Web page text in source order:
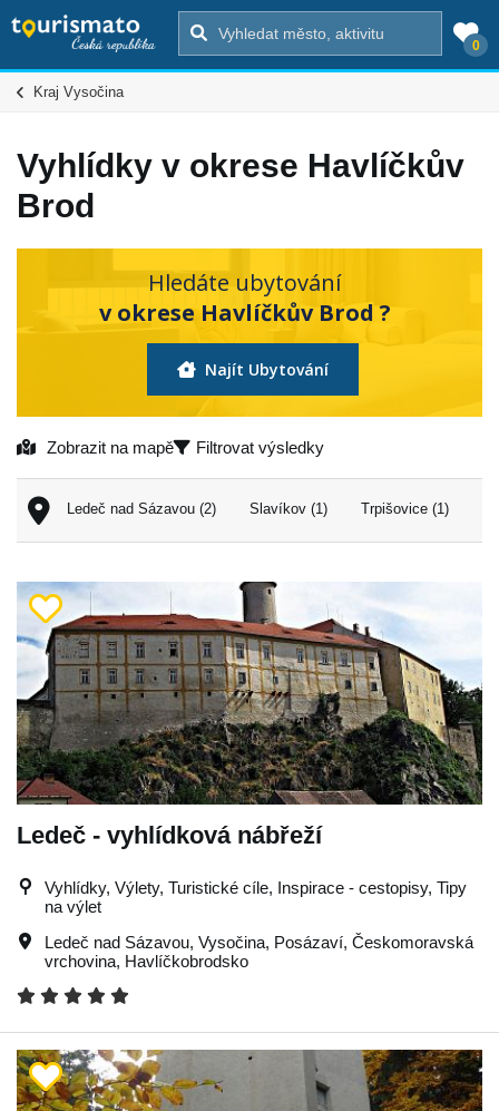
0
Kraj Vysočina
Vyhlídky v okrese Havlíčkův
Brod
Hledáte ubytování
v okrese Havlíčkův Brod ?
Najít Ubytování
Zobrazit na mapě Filtrovat výsledky
Ledeč nad Sázavou (2) Slavíkov (1) Trpišovice (1)
Ledeč - vyhlídková nábřeží
Vyhlídky, Výlety, Turistické cíle, Inspirace - cestopisy, Tipy
na výlet
Ledeč nad Sázavou, Vysočina, Posázaví, Českomoravská
vrchovina, Havlíčkobrodsko